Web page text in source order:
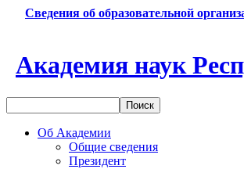
Сведения об образовательной
Академия наук
Об Академии
Общие сведения
Президент